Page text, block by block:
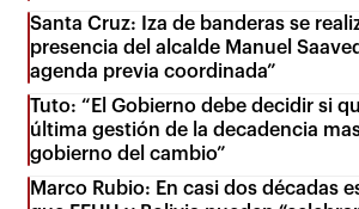
Santa Cruz: Iza de banderas se
presencia del alcalde Manuel
agenda previa coordinada”
Tuto: “El Gobierno debe decidir si
última gestión de la decadencia
gobierno del cambio”
Marco Rubio: En casi dos décadas